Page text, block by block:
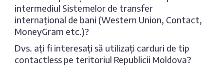
intermediul Sistemelor de transfer
internațional de bani (Western Union, Contact,
MoneyGram etc.)?
Dvs. ați fi interesați să utilizați carduri de tip
contactless pe teritoriul Republicii Moldova?